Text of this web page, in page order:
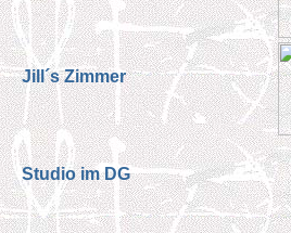
Jill´s Zimmer
Studio im DG